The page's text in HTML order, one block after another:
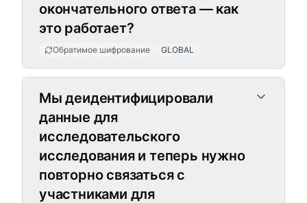
окончательного ответа — как
это работает?
Обратимое шифрование GLOBAL
Мы деидентифицировали
данные для
исследовательского
исследования и теперь нужно
повторно связаться с
участниками для